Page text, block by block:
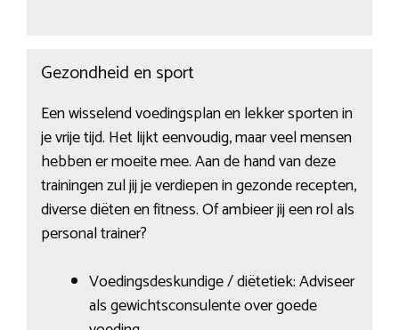
Gezondheid en sport
Een wisselend voedingsplan en lekker sporten in
je vrije tijd. Het lijkt eenvoudig, maar veel mensen
hebben er moeite mee. Aan de hand van deze
trainingen zul jij je verdiepen in gezonde recepten,
diverse diëten en fitness. Of ambieer jij een rol als
personal trainer?
Voedingsdeskundige / diëtetiek: Adviseer
als gewichtsconsulente over goede